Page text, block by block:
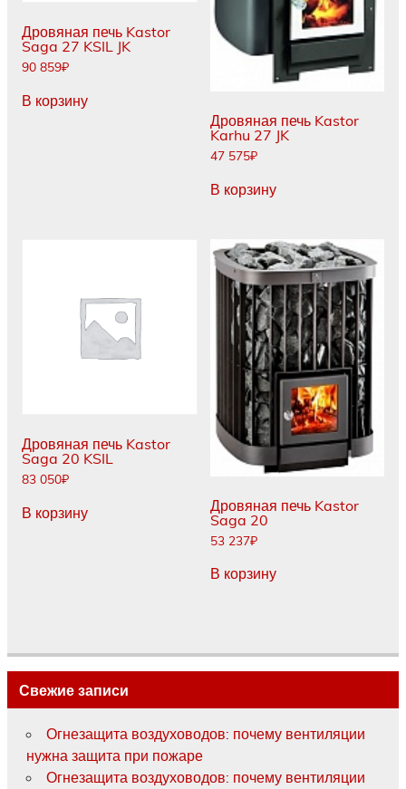
Дровяная печь Kastor
Saga 27 KSIL JK
90 859₽
В корзину
Дровяная печь Kastor
Karhu 27 JK
47 575₽
В корзину
Дровяная печь Kastor
Saga 20 KSIL
83 050₽
В корзину
Дровяная печь Kastor
Saga 20
53 237₽
В корзину
Свежие записи
Огнезащита воздуховодов: почему вентиляции
нужна защита при пожаре
Огнезащита воздуховодов: почему вентиляции